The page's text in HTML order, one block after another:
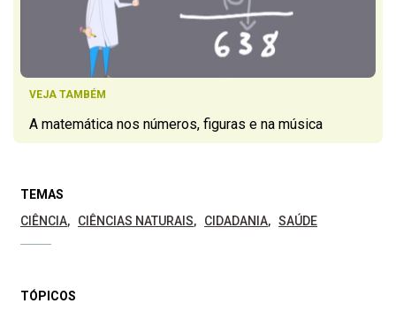
VEJA TAMBÉM
A matemática nos números, figuras e na música
TEMAS
CIÊNCIA
CIÊNCIAS NATURAIS CIDADANIA SAÚDE
TÓPICOS